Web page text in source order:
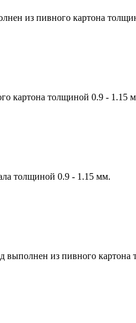
из пивного картона
картона толщиной 0.9 - 1.15
толщиной 0.9 - 1.15 мм.
выполнен из пивного